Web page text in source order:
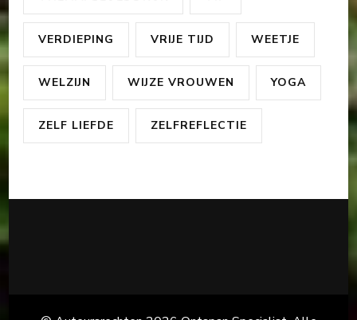
VERDIEPING VRIJE TIJD WEETJE
WELZIJN WIJZE VROUWEN YOGA
ZELF LIEFDE ZELFREFLECTIE